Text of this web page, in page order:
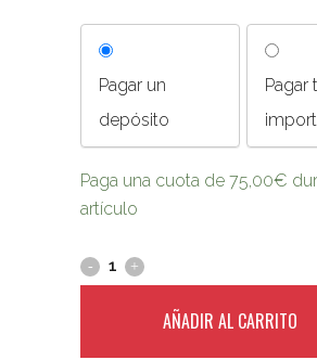
Pagar un
depósito
Pagar
Paga una cuota de 75,00€
artículo
AÑADIR AL CARRITO